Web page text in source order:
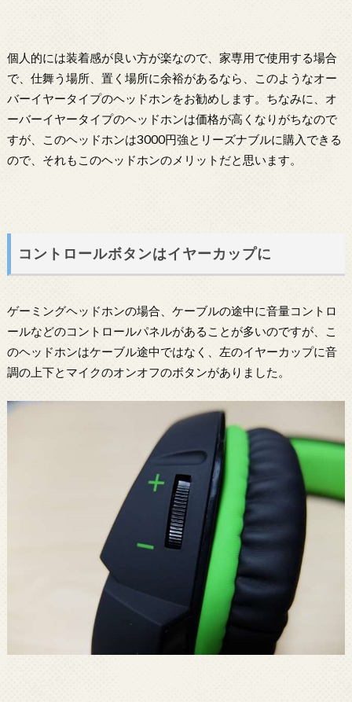
個人的には装着感が良い方が楽なので、家専用で使用する場合
で、仕舞う場所、置く場所に余裕があるなら、このようなオー
バーイヤータイプのヘッドホンをお勧めします。ちなみに、オ
ーバーイヤータイプのヘッドホンは価格が高くなりがちなので
すが、このヘッドホンは3000円強とリーズナブルに購入できる
ので、それもこのヘッドホンのメリットだと思います。
コントロールボタンはイヤーカップに
ゲーミングヘッドホンの場合、ケーブルの途中に音量コントロ
ールなどのコントロールパネルがあることが多いのですが、こ
のヘッドホンはケーブル途中ではなく、左のイヤーカップに音
調の上下とマイクのオンオフのボタンがありました。